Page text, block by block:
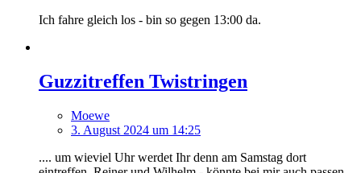
Ich fahre gleich los - bin so gegen 13:00 da.
Guzzitreffen Twistringen
Moewe
3. August 2024 um 14:25
.... um wieviel Uhr werdet Ihr denn am Samstag dort